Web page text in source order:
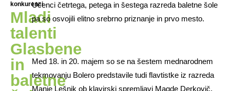
konkurenci
Mladi
talenti
Glasbene
in
baletne
Učenci četrtega, petega in šestega razreda baletne šole
pa so osvojili elitno srebrno priznanje in prvo mesto.
Med 18. in 20. majem so se na šestem mednarodnem
tekmovanju Bolero predstavile tudi flavtistke iz razreda
Manje Lešnik ob klavirski spremljavi Magde Derkovič.